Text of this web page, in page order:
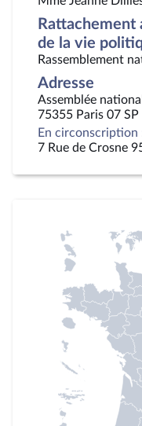
de la vie
Rassemblement
Adresse
Assemblée
75355 Paris 07 SP
En circonscription
7 Rue de Crosne